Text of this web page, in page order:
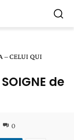
– CELUI QUI
de
0